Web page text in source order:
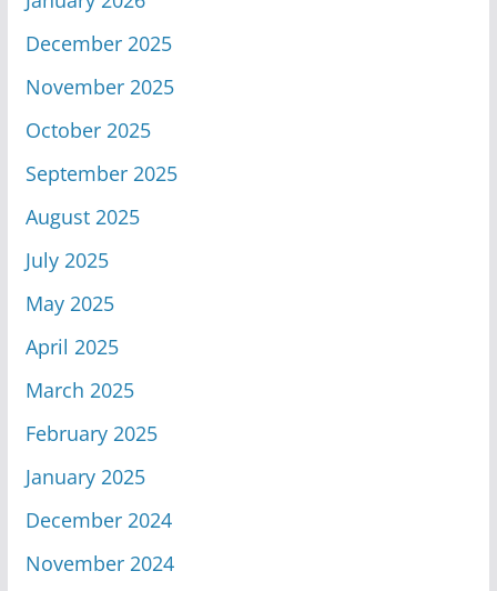
December 2025
November 2025
October 2025
September 2025
August 2025
July 2025
May 2025
April 2025
March 2025
February 2025
January 2025
December 2024
November 2024